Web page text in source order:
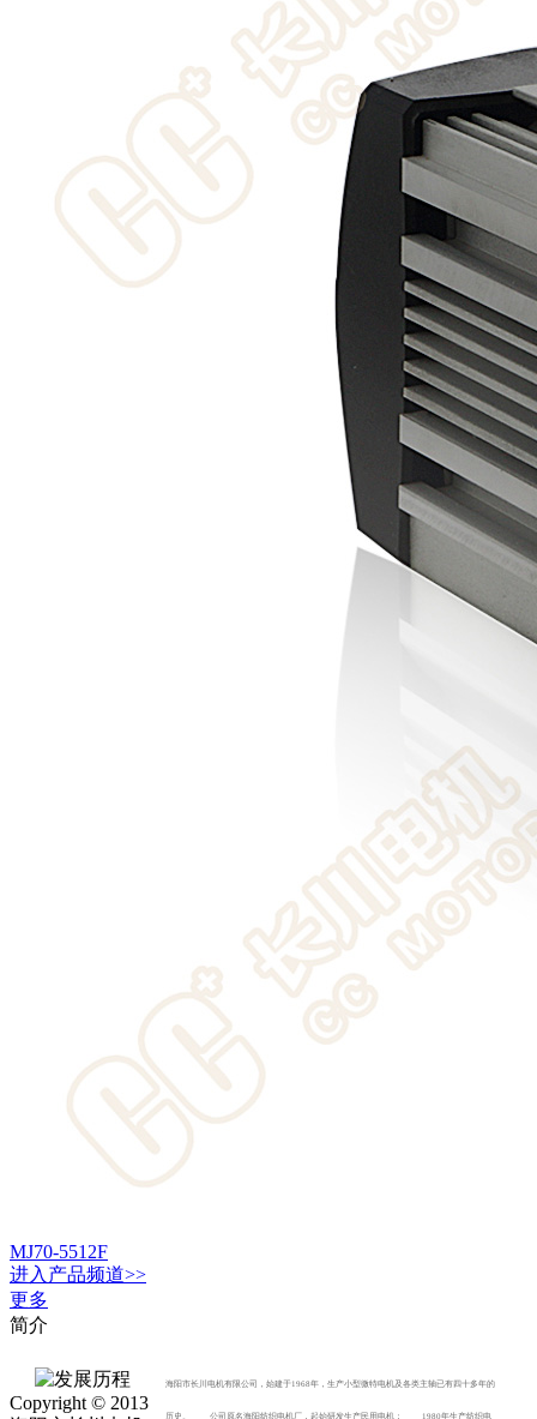
MJ70-5512F
进入 产品频道>>
更多
简介
海阳市长川电机有限公司，始建于1968年，生产小型微特电机及各类主轴已有四十多年的
历史。 公司原名海阳纺织电机厂，起始研发生产民用电机； 1980年生产纺织电
Copyright © 2013